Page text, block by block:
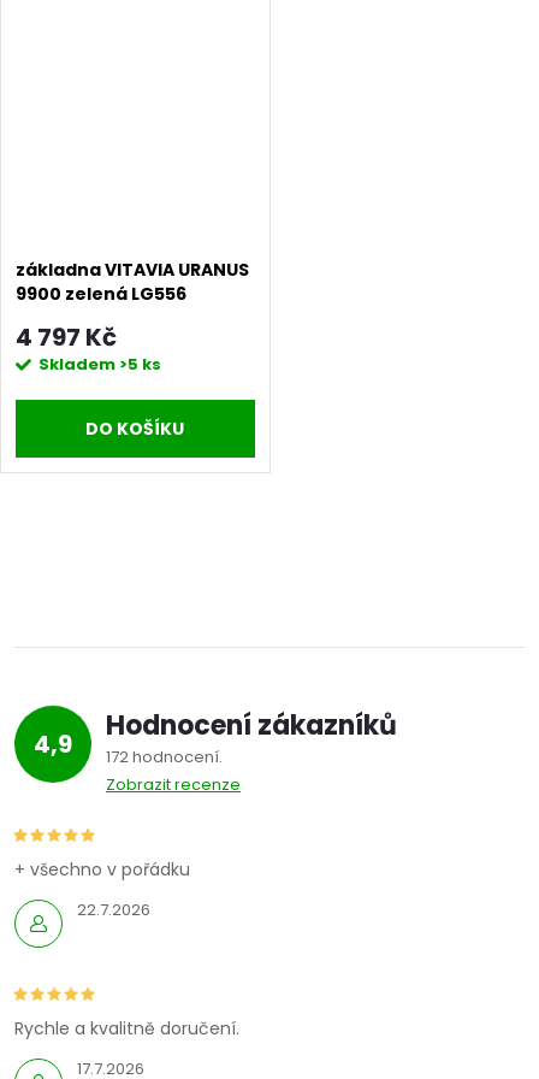
základna VITAVIA URANUS
9900 zelená LG556
4 797 Kč
Skladem >5 ks
DO KOŠÍKU
l
d
a
c
í
p
r
v
4,9 Hodnocení zákazníků
172 hodnocení
Zobrazit recenze
22.7.2026
+ všechno v pořádku
17.7.2026
Rychle a kvalitně doručení.